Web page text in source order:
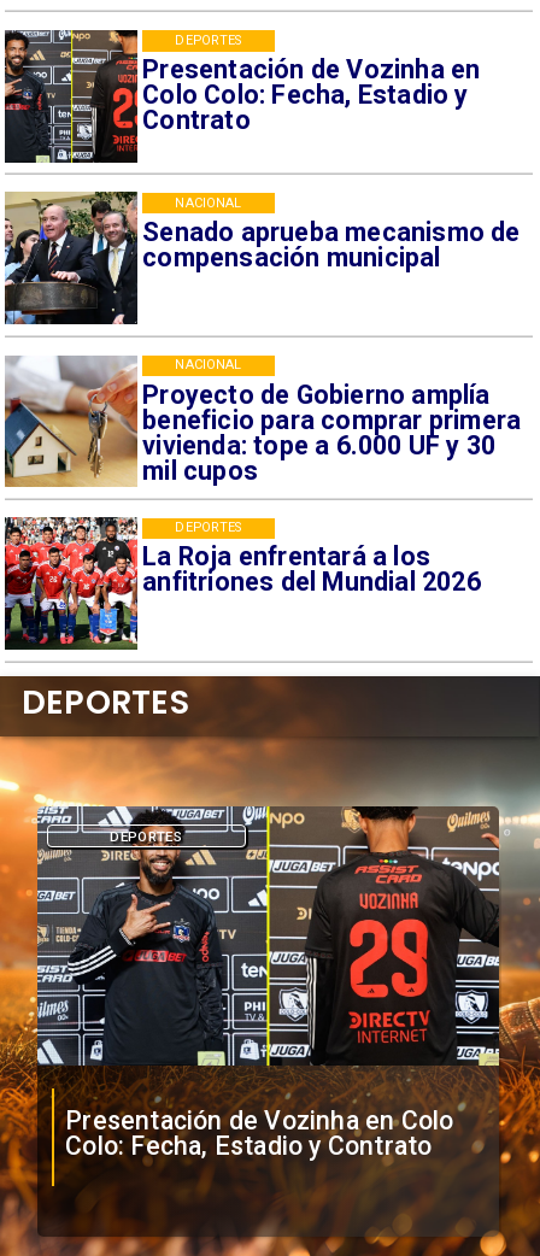
Presentación de Vozinha en
Colo Colo: Fecha, Estadio y
Contrato
DEPORTES
Senado aprueba mecanismo de
compensación municipal
NACIONAL
Proyecto de Gobierno amplía
beneficio para comprar primera
vivienda: tope a 6.000 UF y 30
mil cupos
NACIONAL
La Roja enfrentará a los
anfitriones del Mundial 2026
DEPORTES
Presentación de Vozinha en Colo
Colo: Fecha, Estadio y Contrato
DEPORTES
DEPORTES